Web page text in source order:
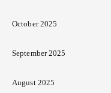
October 2025
September 2025
August 2025